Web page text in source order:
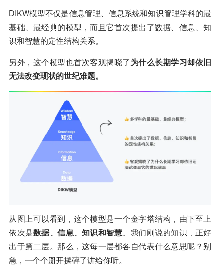
DIKW模型不仅是信息管理、信息系统和知识管理学科的最
基础、最经典的模型，而且它首次提出了数据、信息、知
识和智慧的定性结构关系。
另外，这个模型也首次客观揭晓了 为什么长期学习却依旧
无法改变现状的世纪难题。
从图上可以看到，这个模型是一个金字塔结构，由下至上
依次是数据、信息、知识和智慧。我们刚说的知识，正好
出于第二层。那么，这每一层都各自代表什么意思呢？别
急，一个个掰开揉碎了讲给你听。